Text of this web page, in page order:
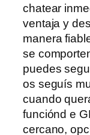
chatear
ventaja y
manera
se
puedes
os seguís
cuando
funciónd e
cercano,